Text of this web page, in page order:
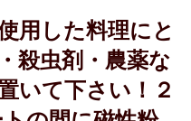
用した料理にと
殺虫剤・農薬な
いて下さい！２